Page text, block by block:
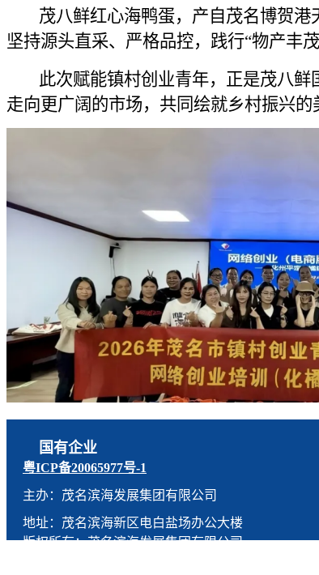
茂八鲜红心海鸭蛋，产自茂名博贺港
坚持源头直采、严格品控，践行“物产丰
此次赋能镇村创业青年，正是茂八鲜
走向更广阔的市场，共同绘就乡村振兴的
国有企业
粤ICP备20065977号-1
主办：茂名滨海发展集团有限公司
地址：茂名滨海新区电白盐场办公大楼
版权所有：茂名滨海发展集团有限公司